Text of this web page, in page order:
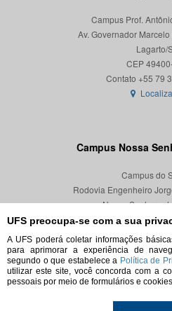
UFS preocupa-se com a sua
A UFS poderá coletar informações
para aprimorar a experiência de
segundo o que estabelece a Política de
utilizar este site, você concorda com a
pessoais por meio de formulários e
Campus Prof.
Av. Governador
Lagarto/
CEP
Campus Nossa
Campus do
Rodovia Engenheiro
Nossa Senhora
CEP